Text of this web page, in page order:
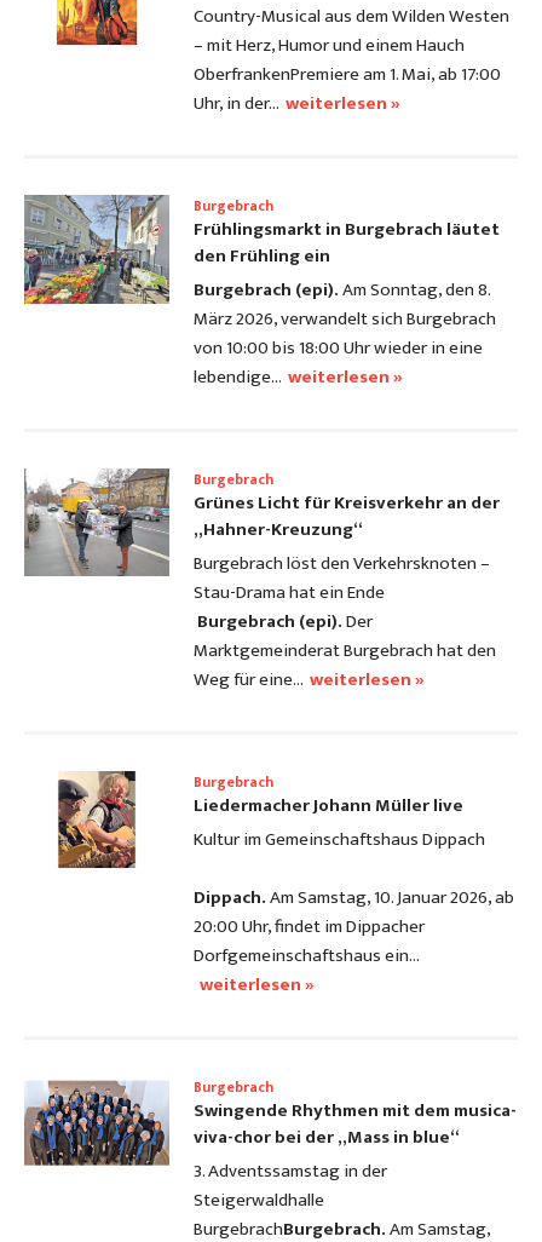
Country-Musical aus dem Wilden Westen
– mit Herz, Humor und einem Hauch
OberfrankenPremiere am 1. Mai, ab 17:00
Uhr, in der… weiterlesen »
Burgebrach
Frühlingsmarkt in Burgebrach läutet
den Frühling ein
Burgebrach (epi).Am Sonntag, den 8.
März 2026, verwandelt sich Burgebrach
von 10:00 bis 18:00 Uhr wieder in eine
lebendige… weiterlesen »
Burgebrach
Grünes Licht für Kreisverkehr an der
„Hahner-Kreuzung“
Burgebrach löst den Verkehrsknoten –
Stau-Drama hat ein Ende
Burgebrach (epi).Der
Marktgemeinderat Burg­ebrach hat den
Weg für eine… weiterlesen »
Burgebrach
Liedermacher Johann Müller live
Kultur im Gemeinschaftshaus Dippach
Dippach.Am Samstag, 10. Januar 2026, ab
20:00 Uhr, findet im Dippacher
Dorfgemeinschaftshaus ein…
weiterlesen »
Burgebrach
Swingende Rhythmen mit dem musica-
viva-chor bei der „Mass in blue“
3. Adventssamstag in der
Steigerwaldhalle
BurgebrachBurgebrach.Am Samstag,